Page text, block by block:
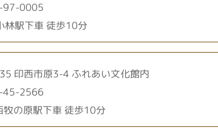
97-0005
林駅下車 徒歩10分
印西市原3-4 ふれあい文化館内
45-2566
牧の原駅下車 徒歩10分